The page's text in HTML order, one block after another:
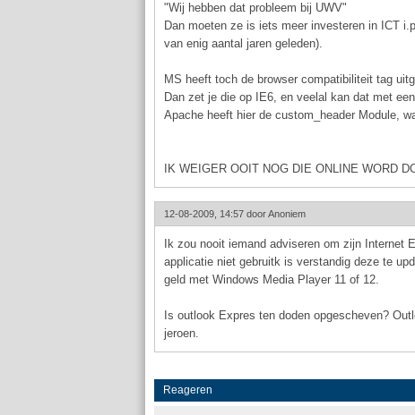
"Wij hebben dat probleem bij UWV"
Dan moeten ze is iets meer investeren in ICT
van enig aantal jaren geleden).
MS heeft toch de browser compatibiliteit tag
Dan zet je die op IE6, en veelal kan dat met
Apache heeft hier de custom_header Module,
IK WEIGER OOIT NOG DIE ONLINE WORD
12-08-2009, 14:57 doorAnoniem
Ik zou nooit iemand adviseren om zijn Internet
applicatie niet gebruitk is verstandig deze te
geld met Windows Media Player 11 of 12.
Is outlook Expres ten doden opgescheven?
jeroen.
Reageren